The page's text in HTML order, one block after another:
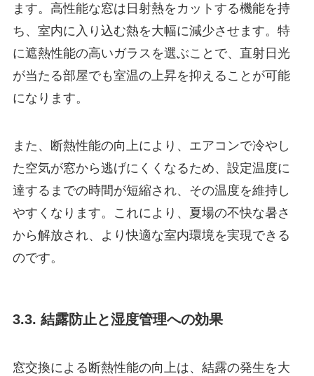
ます。高性能な窓は日射熱をカットする機能を持
ち、室内に入り込む熱を大幅に減少させます。特
に遮熱性能の高いガラスを選ぶことで、直射日光
が当たる部屋でも室温の上昇を抑えることが可能
になります。
また、断熱性能の向上により、エアコンで冷やし
た空気が窓から逃げにくくなるため、設定温度に
達するまでの時間が短縮され、その温度を維持し
やすくなります。これにより、夏場の不快な暑さ
から解放され、より快適な室内環境を実現できる
のです。
3.3. 結露防止と湿度管理への効果
窓交換による断熱性能の向上は、結露の発生を大